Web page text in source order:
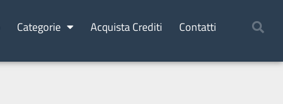
Categorie Acquista Crediti Contatti